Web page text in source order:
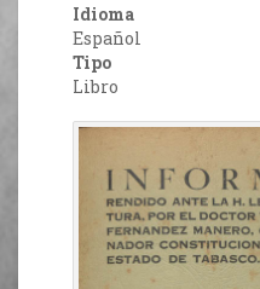
Idioma
Español
Tipo
Libro